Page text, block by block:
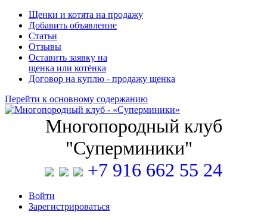
Щенки и котята на продажу
Добавить объявление
Статьи
Отзывы
Оставить заявку на
щенка или котёнка
Договор на куплю - продажу щенка
Перейти к основному содержанию
Многопородный клуб
"Суперминики"
+7 916 662 55 24
Войти
Зарегистрироваться